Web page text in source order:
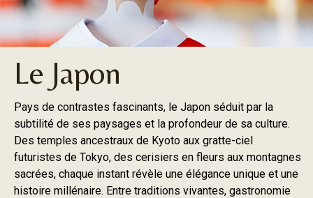
Le Japon
Pays de contrastes fascinants, le Japon séduit par la
subtilité de ses paysages et la profondeur de sa culture.
Des temples ancestraux de Kyoto aux gratte-ciel
futuristes de Tokyo, des cerisiers en fleurs aux montagnes
sacrées, chaque instant révèle une élégance unique et une
histoire millénaire. Entre traditions vivantes, gastronomie